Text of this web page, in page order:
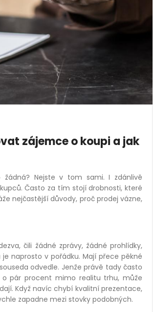
zájemce o koupi a jak
Nejste v tom sami. I zdánlivě
Často za tím stojí drobnosti, které
nejčastější důvody, proč prodej vázne,
čili žádné zprávy, žádné prohlídky,
naprosto v pořádku. Mají přece pěkné
odvedle. Jenže právě tady často
o pár procent mimo realitu trhu, může
Když navíc chybí kvalitní prezentace,
zapadne mezi stovky podobných.